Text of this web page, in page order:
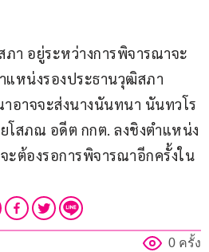
า อยู่ระหว่างการพิจารณาจะ
แหน่งรองประธานวุฒิสภา
อาจจะส่งนางนันทนา นันทวโร
สภณ อดีต กกต. ลงชิงตำแหน่ง
ะต้องรอการพิจารณาอีกครั้งใน
0 ครั้ง